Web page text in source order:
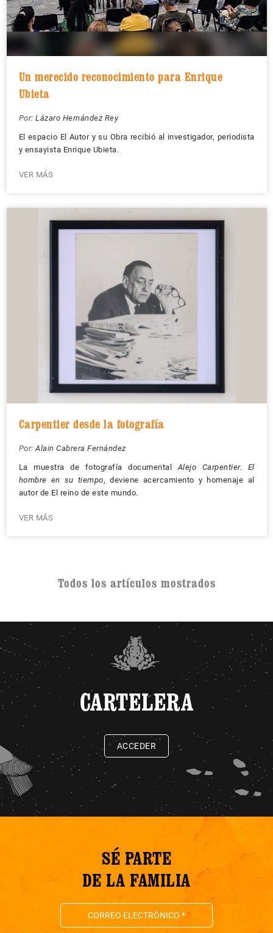
Un merecido reconocimiento para Enrique
Ubieta
Por: Lázaro Hernández Rey
El espacio El Autor y su Obra recibió al investigador, periodista
y ensayista Enrique Ubieta.
VER MÁS
Carpentier desde la fotografía
Por:Alain Cabrera Fernández
La muestra de fotografía documentalAlejo Carpentier. El
hombre en su tiempo, deviene acercamiento y homenaje al
autor de El reino de este mundo.
VER MÁS
Todos los artículos mostrados
CARTELERA
ACCEDER
SÉ PARTE
DE LA FAMILIA